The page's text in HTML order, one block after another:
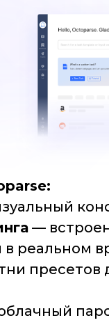
—
в реальном
пресетов